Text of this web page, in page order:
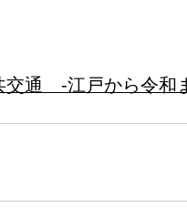
交通 -江戸から令和